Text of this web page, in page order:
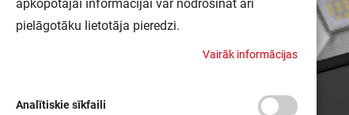
apkopotajai informācijai var nodrošināt arī
pielāgotāku lietotāja pieredzi.
Vairāk informācijas
Analītiskie sīkfaili